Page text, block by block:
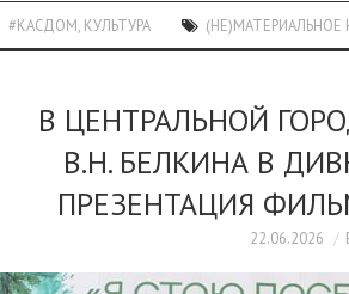
#КАСДОМ КУЛЬТУРА (НЕ)МАТЕРИАЛЬНОЕ
В ЦЕНТРАЛЬНОЙ
В.Н. БЕЛКИНА В
ПРЕЗЕНТАЦИЯ
22.06.2026